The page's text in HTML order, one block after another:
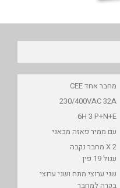
מחבר אחד CEE
230/400VAC 32A
6H 3 P+N+E
עם ממיר פאזה מכאני
2 X מחבר נקבה
עגול 19 פין
שני ערוצי מתח ושני ערוצי
בקרה למחבר